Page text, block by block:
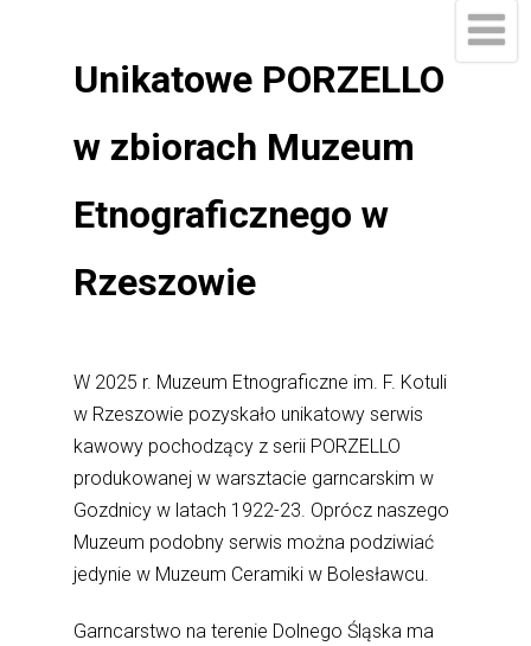
Unikatowe PORZELLO
w zbiorach Muzeum
Etnograficznego w
Rzeszowie
W 2025 r. Muzeum Etnograficzne im. F. Kotuli
w Rzeszowie pozyskało unikatowy serwis
kawowy pochodzący z serii PORZELLO
produkowanej w warsztacie garncarskim w
Gozdnicy w latach 1922-23. Oprócz naszego
Muzeum podobny serwis można podziwiać
jedynie w Muzeum Ceramiki w Bolesławcu.
Garncarstwo na terenie Dolnego Śląska ma